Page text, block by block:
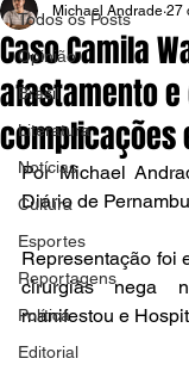
Todos os Posts
Opinião
Brasil
Literatura
Notícias
Cultura
Esportes
Reportagens
Política
Editorial
Caso Camila
afastamento
complicações
Michael Andrade 27
Por Michael
Diário de
Representação foi
cirurgiãs nega
manifestou e